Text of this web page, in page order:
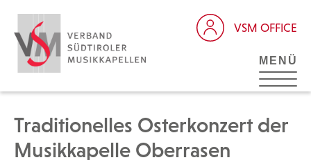
VSM OFFICE
MENÜ
Traditionelles Osterkonzert der
Musikkapelle Oberrasen